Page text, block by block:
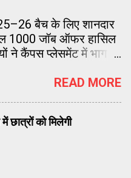
बैच के लिए शानदार
1000 जॉब ऑफर हासिल
ने कैंपस प्लेसमेंट में भाग
और व्यापकता को
READ MORE
छात्रों को मिलेगी